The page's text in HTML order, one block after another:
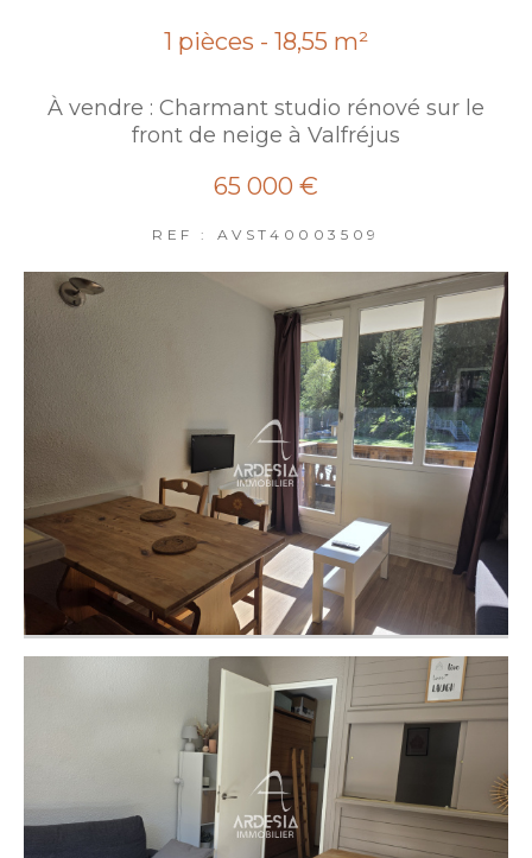
1 pièces - 18,55 m²
À vendre : Charmant studio rénové sur le
front de neige à Valfréjus
65 000 €
REF : AVST40003509